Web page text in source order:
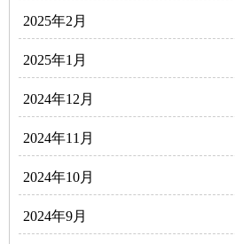
2025年2月
2025年1月
2024年12月
2024年11月
2024年10月
2024年9月